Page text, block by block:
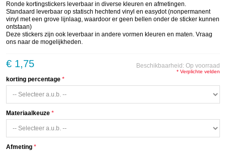
Ronde kortingstickers leverbaar in diverse kleuren en afmetingen.
Standaard leverbaar op statisch hechtend vinyl en easydot (nonpermanent
vinyl met een grove lijnlaag, waardoor er geen bellen onder de sticker kunnen
ontstaan)
Deze stickers zijn ook leverbaar in andere vormen kleuren en maten. Vraag
ons naar de mogelijkheden.
Beschikbaarheid: Op voorraad
€ 1,75
korting percentage
Materiaalkeuze
Afmeting
* Verplichte velden